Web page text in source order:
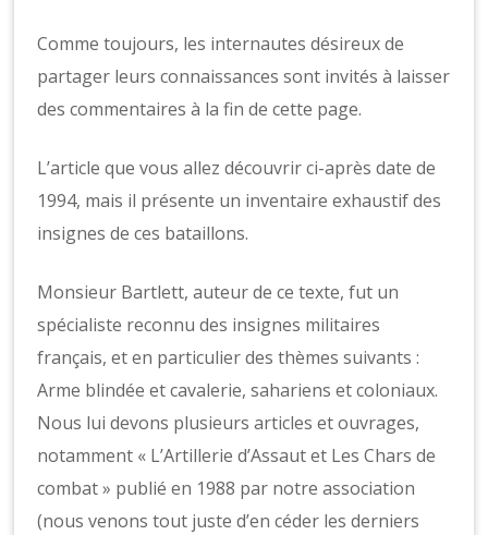
Comme toujours, les internautes désireux de
partager leurs connaissances sont invités à laisser
des commentaires à la fin de cette page.
L’article que vous allez découvrir ci-après date de
1994, mais il présente un inventaire exhaustif des
insignes de ces bataillons.
Monsieur Bartlett, auteur de ce texte, fut un
spécialiste reconnu des insignes militaires
français, et en particulier des thèmes suivants :
Arme blindée et cavalerie, sahariens et coloniaux.
Nous lui devons plusieurs articles et ouvrages,
notamment « L’Artillerie d’Assaut et Les Chars de
combat » publié en 1988 par notre association
(nous venons tout juste d’en céder les derniers